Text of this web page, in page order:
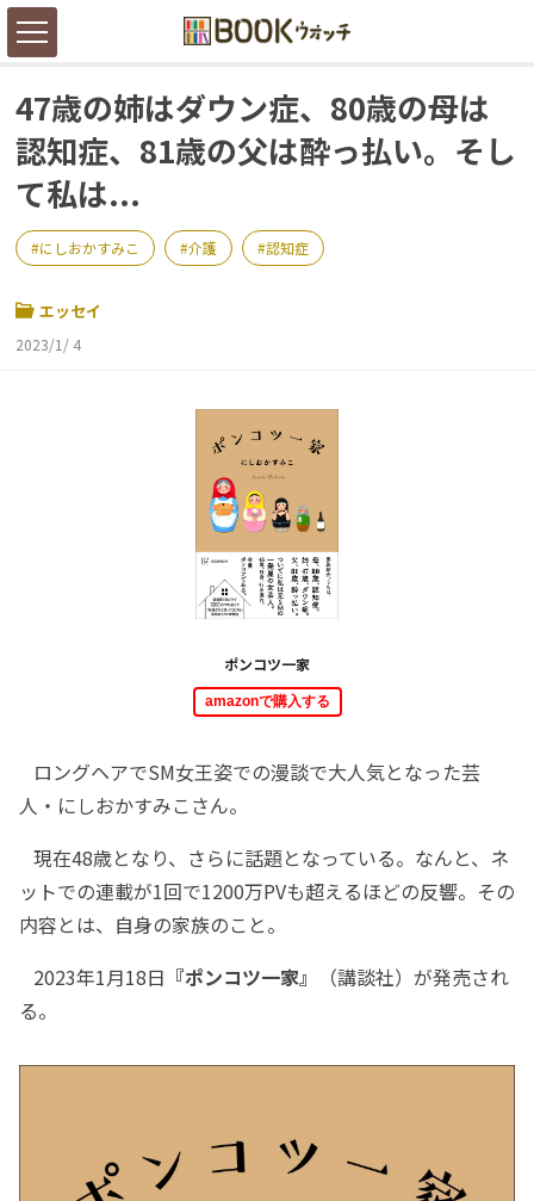
47歳の姉はダウン症、80歳の母は
認知症、81歳の父は酔っ払い。そし
て私は...
にしおかすみこ 介護 認知症
エッセイ
2023/1/ 4
ポンコツ一家
amazonで購入する
ロングヘアでSM女王姿での漫談で大人気となった芸
人・にしおかすみこさん。
現在48歳となり、さらに話題となっている。なんと、ネ
ットでの連載が1回で1200万PVも超えるほどの反響。その
内容とは、自身の家族のこと。
2023年1月18日 『ポンコツ一家』
（講談社）が発売され
る。